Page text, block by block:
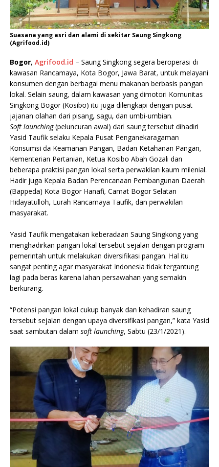
Suasana yang asri dan alami di sekitar Saung Singkong
(Agrifood.id)
Bogor, Agrifood.id – Saung Singkong segera beroperasi di
kawasan Rancamaya, Kota Bogor, Jawa Barat, untuk melayani
konsumen dengan berbagai menu makanan berbasis pangan
lokal. Selain saung, dalam kawasan yang dimotori Komunitas
Singkong Bogor (Kosibo) itu juga dilengkapi dengan pusat
jajanan olahan dari pisang, sagu, dan umbi-umbian.
Soft launching(peluncuran awal) dari saung tersebut dihadiri
Yasid Taufik selaku Kepala Pusat Penganekaragaman
Konsumsi da Keamanan Pangan, Badan Ketahanan Pangan,
Kementerian Pertanian, Ketua Kosibo Abah Gozali dan
beberapa praktisi pangan lokal serta perwakilan kaum milenial.
Hadir juga Kepala Badan Perencanaan Pembangunan Daerah
(Bappeda) Kota Bogor Hanafi, Camat Bogor Selatan
Hidayatulloh, Lurah Rancamaya Taufik, dan perwakilan
masyarakat.
Yasid Taufik mengatakan keberadaan Saung Singkong yang
menghadirkan pangan lokal tersebut sejalan dengan program
pemerintah untuk melakukan diversifikasi pangan. Hal itu
sangat penting agar masyarakat Indonesia tidak tergantung
lagi pada beras karena lahan persawahan yang semakin
berkurang.
“Potensi pangan lokal cukup banyak dan kehadiran saung
tersebut sejalan dengan upaya diversifikasi pangan,” kata Yasid
saat sambutan dalam soft launching, Sabtu (23/1/2021).